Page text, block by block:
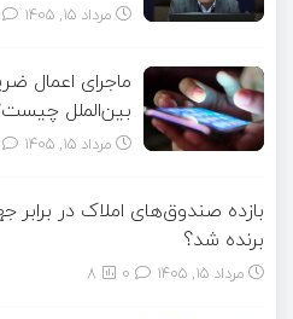
مرداد ۱۵, ۱۴۰۵
بین‌الملل
مرداد ۱۵, ۱۴۰۵
بازده صندوق‌های املاک در
برنده شد؟
مرداد ۱۵, ۱۴۰۵ 8